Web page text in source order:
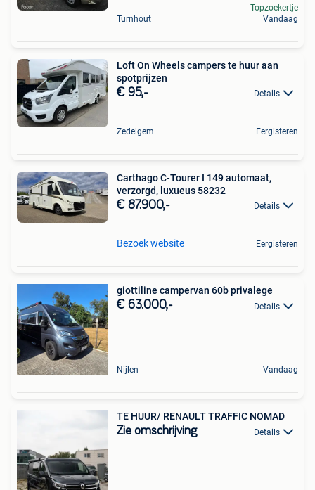
Turnhout
Topzoekertje
Vandaag
Loft On Wheels campers te huur aan
spotprijzen
€ 95,- Details
Zedelgem Eergisteren
Carthago C-Tourer I 149 automaat,
verzorgd, luxueus 58232
€ 87.900,- Details
Bezoek website Eergisteren
giottiline campervan 60b privalege
€ 63.000,- Details
Nijlen Vandaag
TE HUUR/ RENAULT TRAFFIC NOMAD
Zie omschrijving Details